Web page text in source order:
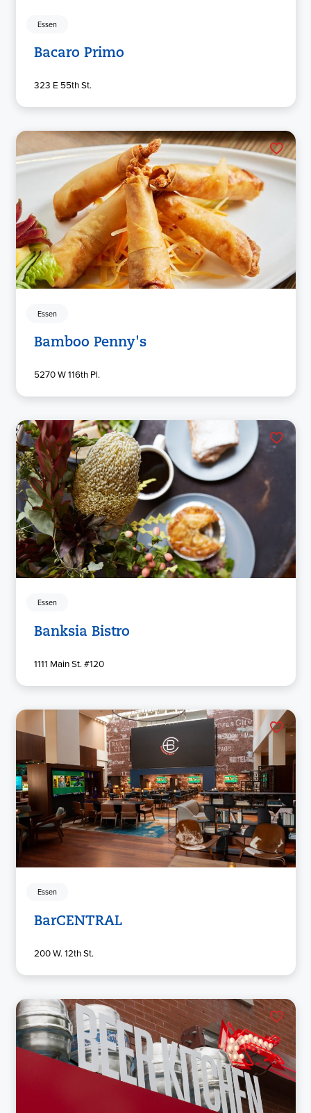
Essen
Bacaro Primo
323 E 55th St.
Essen
Bamboo Penny's
5270 W 116th Pl.
Essen
Banksia Bistro
1111 Main St. #120
Essen
BarCENTRAL
200 W. 12th St.